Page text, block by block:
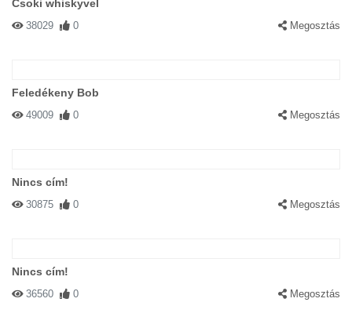
Csoki whiskyvel
38029 0 Megosztás
Feledékeny Bob
49009 0 Megosztás
Nincs cím!
30875 0 Megosztás
Nincs cím!
36560 0 Megosztás